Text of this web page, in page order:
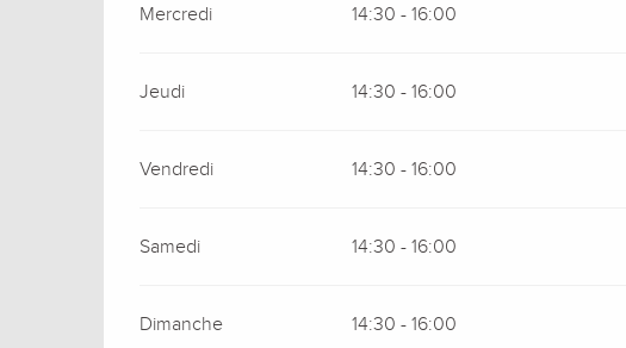
Mercredi 14:30 - 16:00
Jeudi 14:30 - 16:00
Vendredi 14:30 - 16:00
Samedi 14:30 - 16:00
Dimanche 14:30 - 16:00